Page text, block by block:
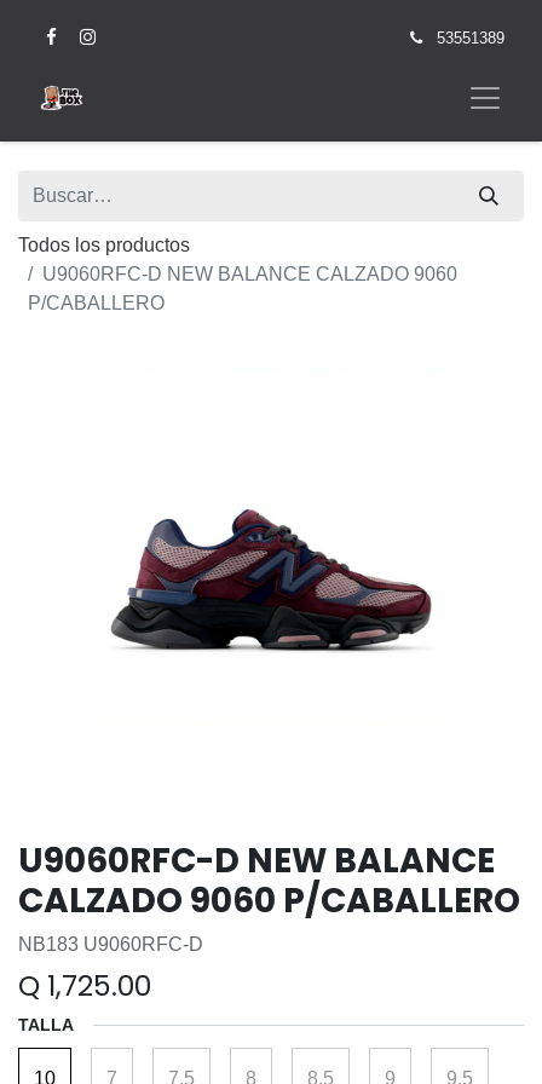
53551389
Todos los productos
U9060RFC-D NEW BALANCE CALZADO 9060
P/CABALLERO
U9060RFC-D NEW BALANCE
CALZADO 9060 P/CABALLERO
NB183 U9060RFC-D
Q 1,725.00
TALLA
10 7 7.5 8 8.5 9 9.5